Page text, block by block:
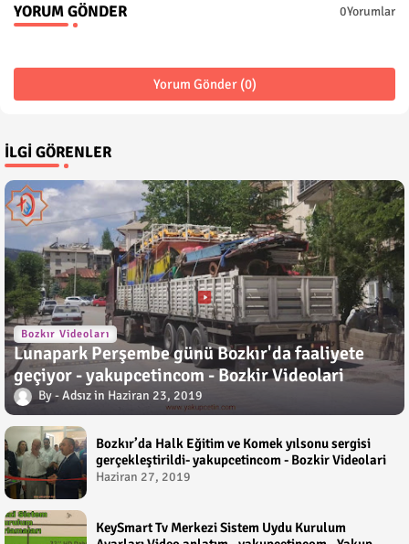
YORUM GÖNDER 0Yorumlar
Yorum Gönder (0)
İLGI GÖRENLER
Bozkır Videoları
Lunapark Perşembe günü Bozkır'da faaliyete
geçiyor - yakupcetincom - Bozkir Videolari
Adsız Haziran 23, 2019
Bozkır’da Halk Eğitim ve Komek yılsonu sergisi
gerçekleştirildi- yakupcetincom - Bozkir Videolari
Haziran 27, 2019
KeySmart Tv Merkezi Sistem Uydu Kurulum